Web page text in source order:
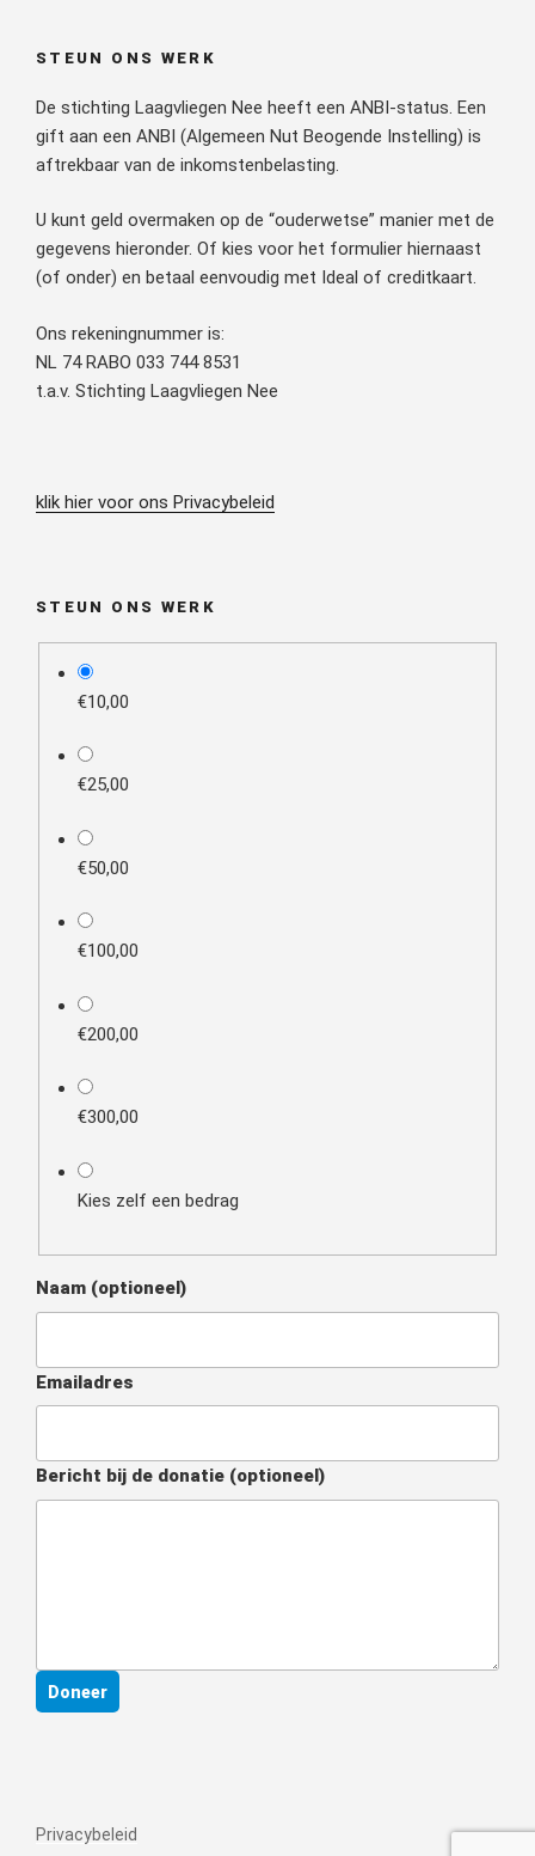
STEUN ONS WERK
De stichting Laagvliegen Nee heeft een ANBI-status. Een
gift aan een ANBI (Algemeen Nut Beogende Instelling) is
aftrekbaar van de inkomstenbelasting.
U kunt geld overmaken op de “ouderwetse” manier met de
gegevens hieronder. Of kies voor het formulier hiernaast
(of onder) en betaal eenvoudig met Ideal of creditkaart.
Ons rekeningnummer is:
NL 74 RABO 033 744 8531
t.a.v. Stichting Laagvliegen Nee
klik hier voor ons Privacybeleid
STEUN ONS WERK
plan_select
€10,00
€25,00
€50,00
€100,00
€200,00
€300,00
Kies zelf een bedrag
Naam (optioneel)
Emailadres
Bericht bij de donatie (optioneel)
Doneer
Privacybeleid